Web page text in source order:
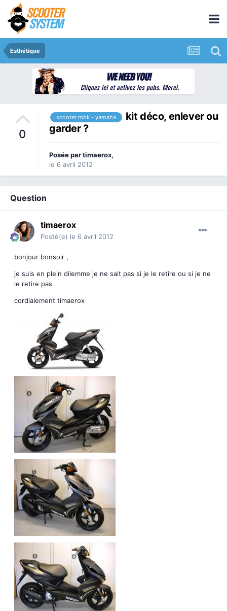
Esthétique
0
scooter mbk - yamaha
kit déco, enlever ou
garder ?
Posée partimaerox,
le 6 avril 2012
Question
timaerox
Posté(e) le 6 avril 2012
bonjour bonsoir ,
je suis en plein dilemme je ne sait pas si je le retire ou si je ne
le retire pas
cordialement timaerox